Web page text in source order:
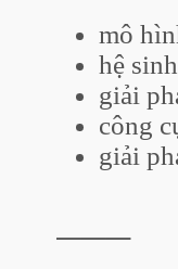
mô
hệ
giải
công
giải
⸻